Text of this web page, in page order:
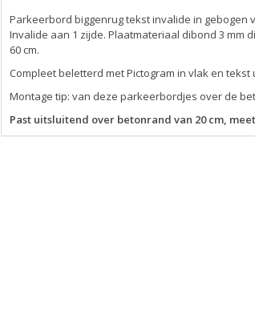
Parkeerbord biggenrug tekst invalide in gebogen
Invalide aan 1 zijde. Plaatmateriaal dibond 3 mm
60 cm.
Compleet beletterd met Pictogram in vlak en
Montage tip: van deze parkeerbordjes over de
Past uitsluitend over betonrand van 20 cm,